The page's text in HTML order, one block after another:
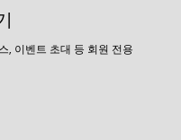
, 이벤트 초대 등 회원 전용